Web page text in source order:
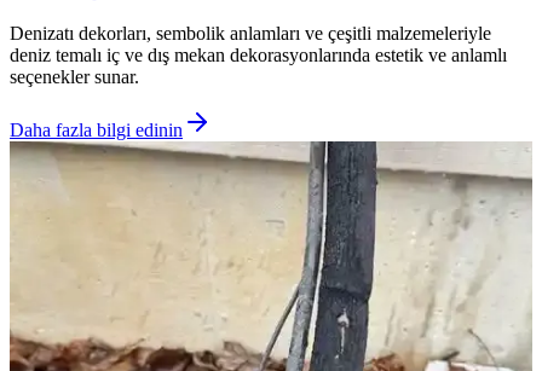
Denizatı dekorları, sembolik anlamları ve çeşitli malzemeleriyle
deniz temalı iç ve dış mekan dekorasyonlarında estetik ve anlamlı
seçenekler sunar.
Daha fazla bilgi edinin